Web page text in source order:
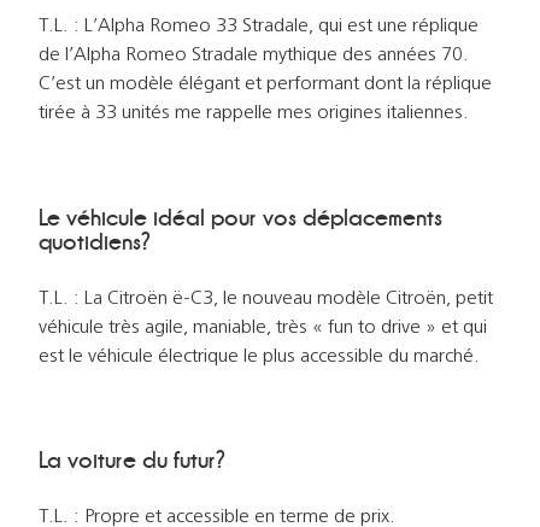
T.L. : L’Alpha Romeo 33 Stradale, qui est une réplique
de l’Alpha Romeo Stradale mythique des années 70.
C’est un modèle élégant et performant dont la réplique
tirée à 33 unités me rappelle mes origines italiennes.
Le véhicule idéal pour vos déplacements
quotidiens?
T.L. : La Citroën ë-C3, le nouveau modèle Citroën, petit
véhicule très agile, maniable, très « fun to drive » et qui
est le véhicule électrique le plus accessible du marché.
La voiture du futur?
T.L. : Propre et accessible en terme de prix.